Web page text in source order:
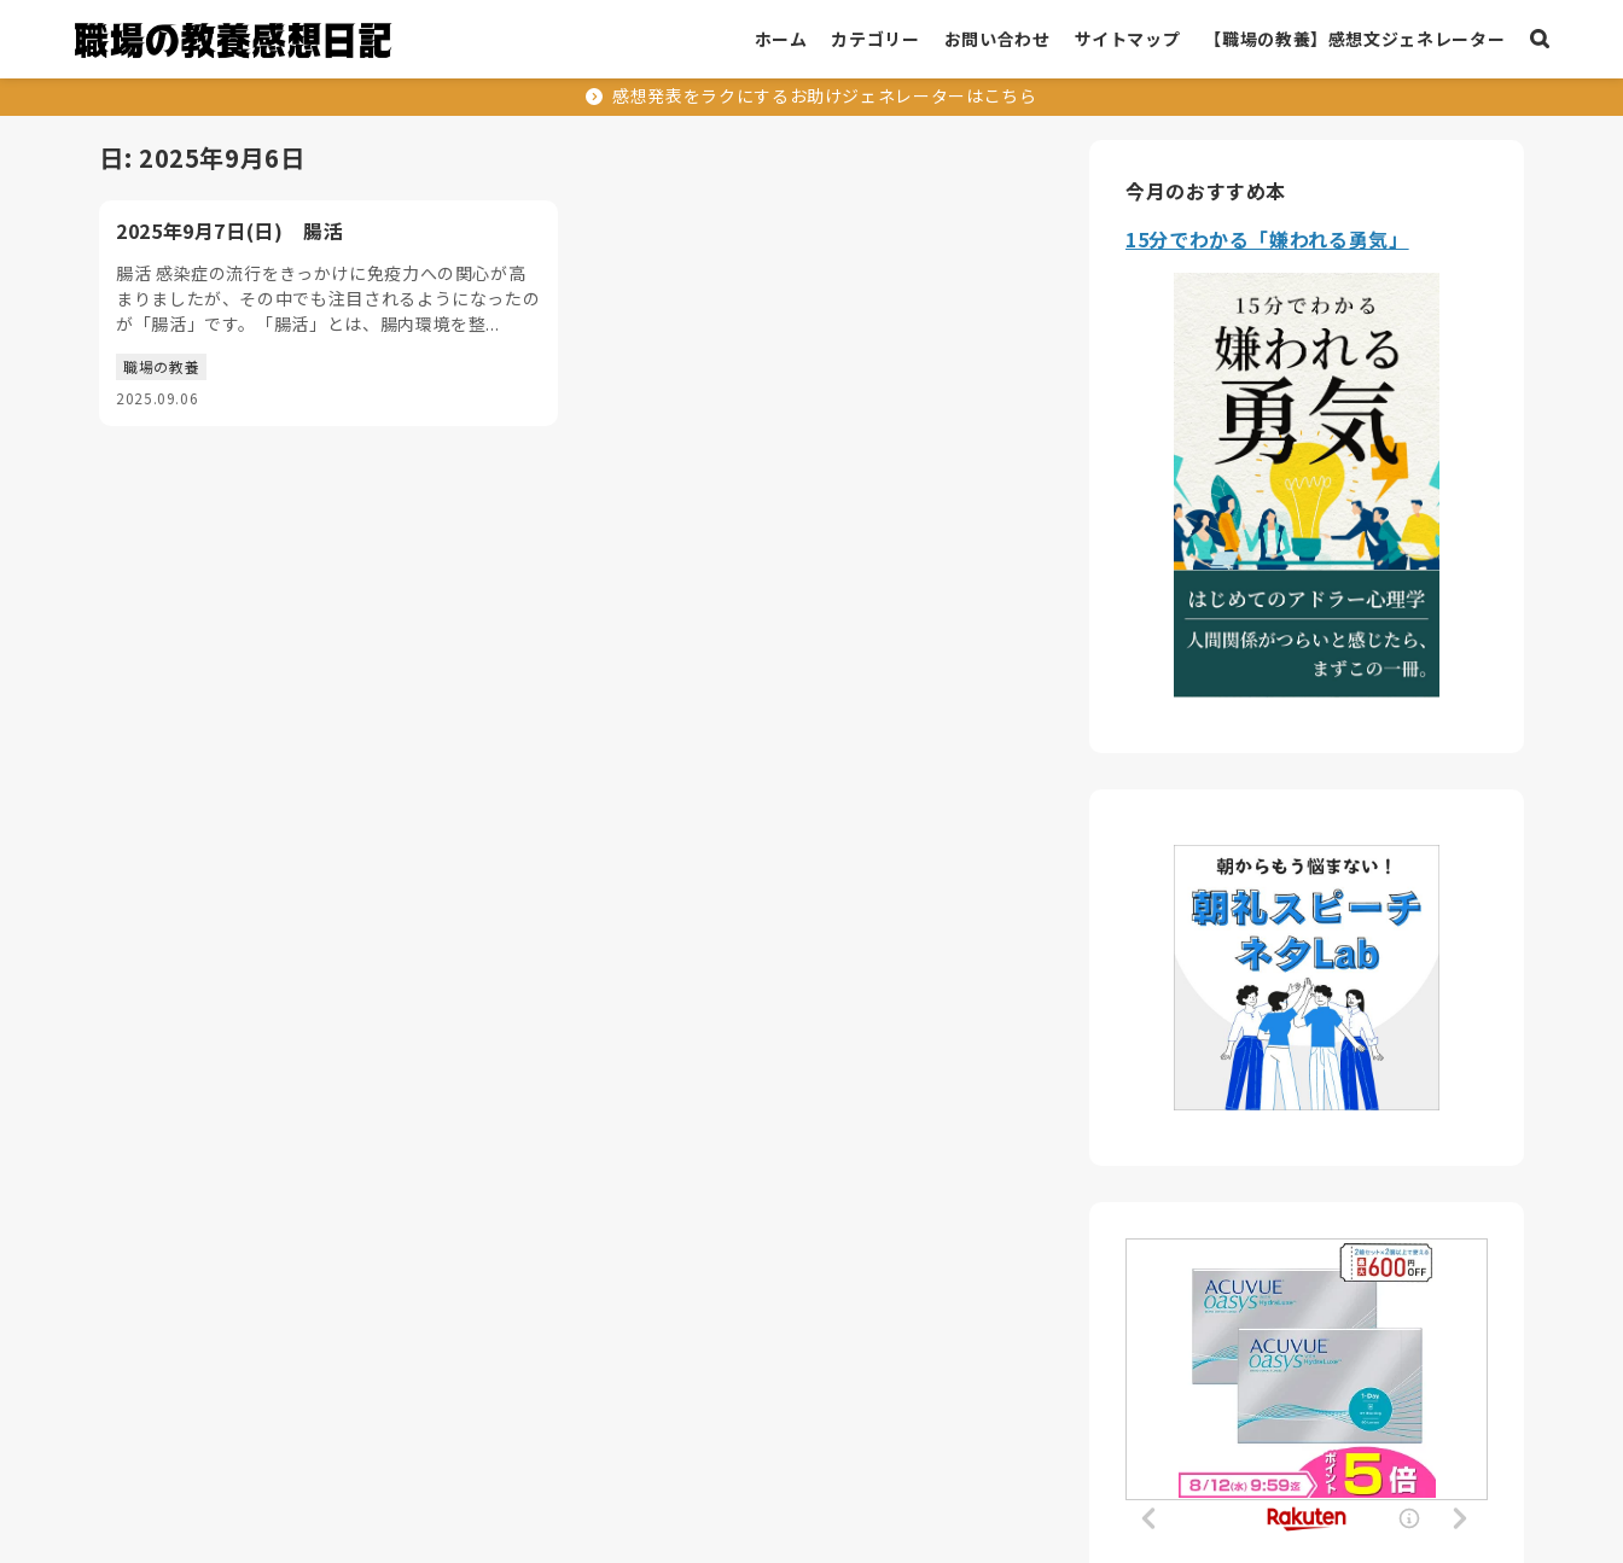
ホーム カテゴリー お問い合わせ サイトマップ 【職場の教養】感想文ジェネレーター
感想発表をラクにするお助けジェネレーターはこちら
日: 2025年9月6日
2025年9月7日(日) 腸活
腸活 感染症の流行をきっかけに免疫力への関心が高
まりましたが、その中でも注目されるようになったの
が「腸活」です。「腸活」とは、腸内環境を整...
職場の教養
2025.09.06
今月のおすすめ本
15分でわかる「嫌われる勇気」